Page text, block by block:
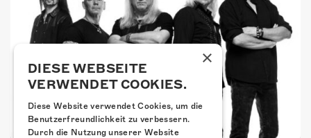
×
DIESE WEBSEITE
VERWENDET COOKIES.
Diese Website verwendet Cookies, um die
Benutzerfreundlichkeit zu verbessern.
Durch die Nutzung unserer Website